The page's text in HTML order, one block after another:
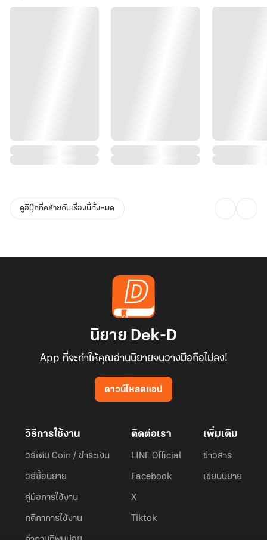
ดูอีบุ๊กที่คล้ายกับเรื่องนี้ทั้งหมด
นิยาย Dek-D
App ที่จะทำให้คุณอ่านนิยายจนวางมือถือไม่ลง!
ดาวน์โหลดแอป
วิธีการใช้งาน
วิธีเติม Coin / ชำระเงิน
วิธีซื้อนิยาย
คู่มือการใช้งาน
กติกาการใช้งาน
ติดต่อเรา
LINE Official
Facebook
X
Tiktok
เพิ่มเติม
ข่าวสาร
เขียนนิยาย